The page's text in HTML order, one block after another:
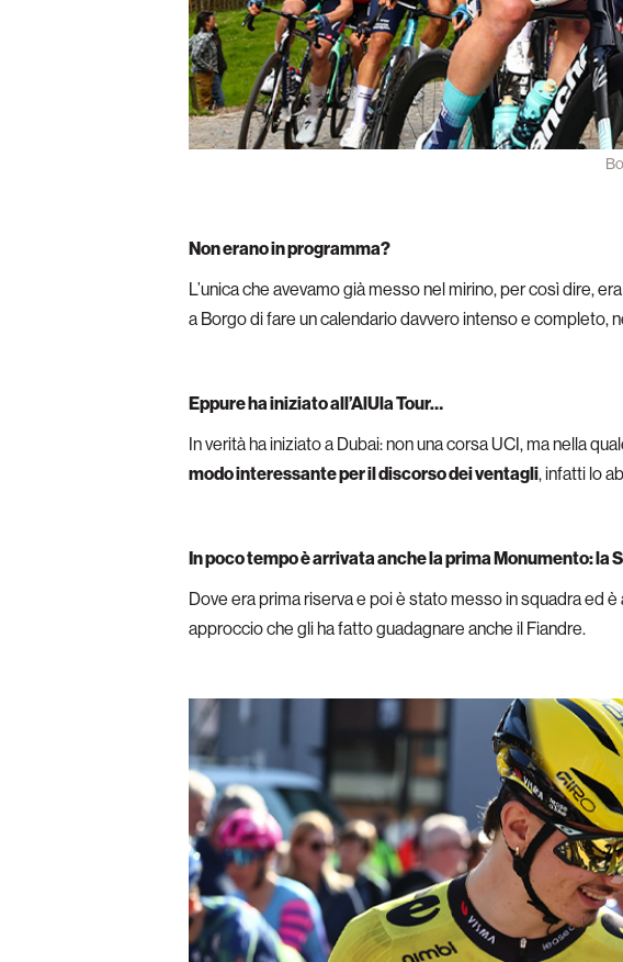
Non erano in programma?
L’unica che avevamo già messo nel mirino, per così dire,
a Borgo di fare un calendario davvero intenso e completo,
Eppure ha iniziato all’AlUla Tour…
In verità ha iniziato a Dubai: non una corsa UCI, ma nella
modo interessante per il discorso dei ventagli, infatti lo
In poco tempo è arrivata anche la prima Monumento: la
Dove era prima riserva e poi è stato messo in squadra ed
approccio che gli ha fatto guadagnare anche il Fiandre.